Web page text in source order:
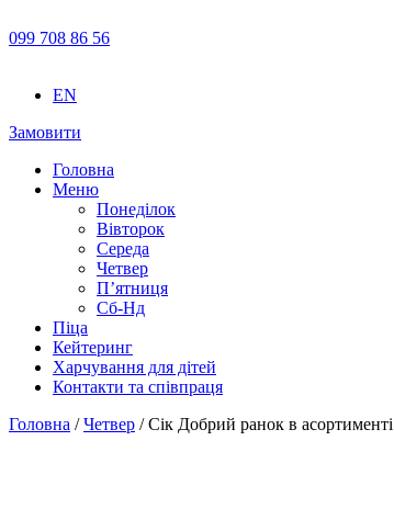
099 708 86 56
EN
Замовити
Головна
Меню
Понеділок
Вівторок
Середа
Четвер
П’ятниця
Сб-Нд
Піца
Кейтеринг
Харчування для дітей
Контакти та співпраця
Головна /Четвер / Сік Добрий ранок в